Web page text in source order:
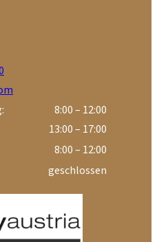
8:00 – 12:00
13:00 – 17:00
8:00 – 12:00
geschlossen